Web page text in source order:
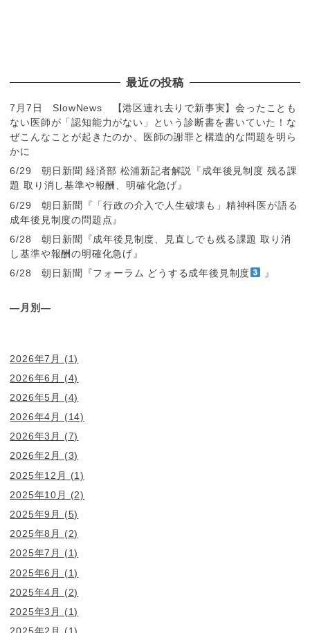
最近の投稿
7月7日 SlowNews 【港区連れ去りで新事実】会ったことも
ない医師が「認知能力がない」という診断書を書いていた！な
ぜこんなことが起きたのか、医師の謝罪と構造的な問題を明ら
かに
6/29 朝日新聞 経済部 松浦新記者解説『成年後見制度 残る課
題 取り消し基準や報酬、明確化急げ』
6/29 朝日新聞『「行政の介入で人生破壊も」精神科医が語る
成年後見制度の問題点』
6/28 朝日新聞『成年後見制度、見直しでも残る課題 取り消
し基準や報酬の明確化急げ』
6/28 朝日新聞『フォーラム どうする成年後見制度
』
―月別―
2026年7月
(1)
2026年6月
(4)
2026年5月
(4)
2026年4月
(14)
2026年3月
(7)
2026年2月
(3)
2025年12月
(1)
2025年10月
(2)
2025年9月
(5)
2025年8月
(2)
2025年7月
(1)
2025年6月
(1)
2025年4月
(2)
2025年3月
(1)